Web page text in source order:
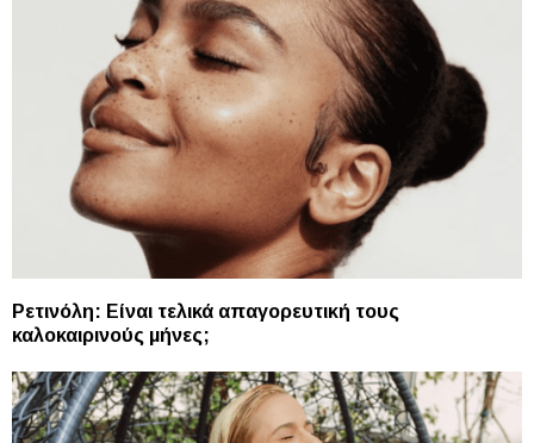
Ρετινόλη: Είναι τελικά απαγορευτική τους
καλοκαιρινούς μήνες;